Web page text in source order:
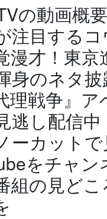
の動画概
注目するコ
漫才！東京
身のネタ披
理戦争』
逃し配信中
ーカット
をチャン
組の見どこ